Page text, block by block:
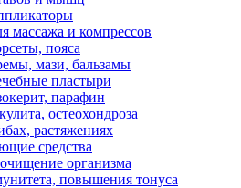
массажа и компрессов
пояса
мази, бальзамы
пластыри
парафин
остеохондроза
растяжениях
средства
организма
повышения тонуса